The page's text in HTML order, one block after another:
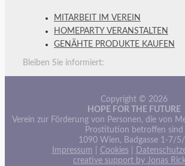
MITARBEIT IM VEREIN
HOMEPARTY VERANSTALTEN
GENÄHTE PRODUKTE KAUFEN
Bleiben Sie informiert:
Copyright © 2026
HOPE FOR THE FUTURE
Verein zur Förderung von Personen, die von
Prostitution betroffen sind
1090 Wien, Badgasse 1-7/
Impressum
Cookies|
creative support by Jonas